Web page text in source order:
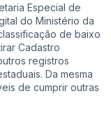
Especial de
do Ministério da
de baixo
Cadastro
registros
Da mesma
de cumprir outras